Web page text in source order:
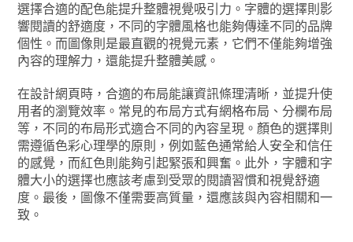
選擇合適的配色能提升整體視覺吸引力。字體的選擇則影
響閱讀的舒適度，不同的字體風格也能夠傳達不同的品牌
個性。而圖像則是最直觀的視覺元素，它們不僅能夠增強
內容的理解力，還能提升整體美感。
在設計網頁時，合適的布局能讓資訊條理清晰，並提升使
用者的瀏覽效率。常見的布局方式有網格布局、分欄布局
等，不同的布局形式適合不同的內容呈現。顏色的選擇則
需遵循色彩心理學的原則，例如藍色通常給人安全和信任
的感覺，而紅色則能夠引起緊張和興奮。此外，字體和字
體大小的選擇也應該考慮到受眾的閱讀習慣和視覺舒適
度。最後，圖像不僅需要高質量，還應該與內容相關和一
致。